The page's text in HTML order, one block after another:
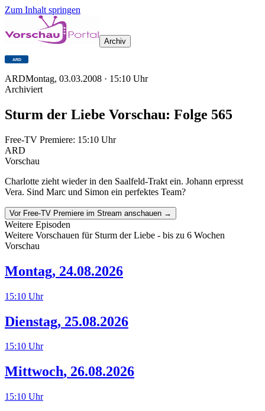
Zum Inhalt springen
Archiv
ARDMontag, 03.03.2008 · 15:10 Uhr
Archiviert
Sturm der Liebe Vorschau: Folge 565
Free-TV Premiere: 15:10 Uhr
ARD
Vorschau
Charlotte zieht wieder in den Saalfeld-Trakt ein. Johann erpresst
Vera. Sind Marc und Simon ein perfektes Team?
Vor Free-TV Premiere im Stream anschauen →
Weitere Episoden
Weitere Vorschauen für Sturm der Liebe - bis zu 6 Wochen
Vorschau
Montag, 24.08.2026
15:10 Uhr
Dienstag, 25.08.2026
15:10 Uhr
Mittwoch, 26.08.2026
15:10 Uhr